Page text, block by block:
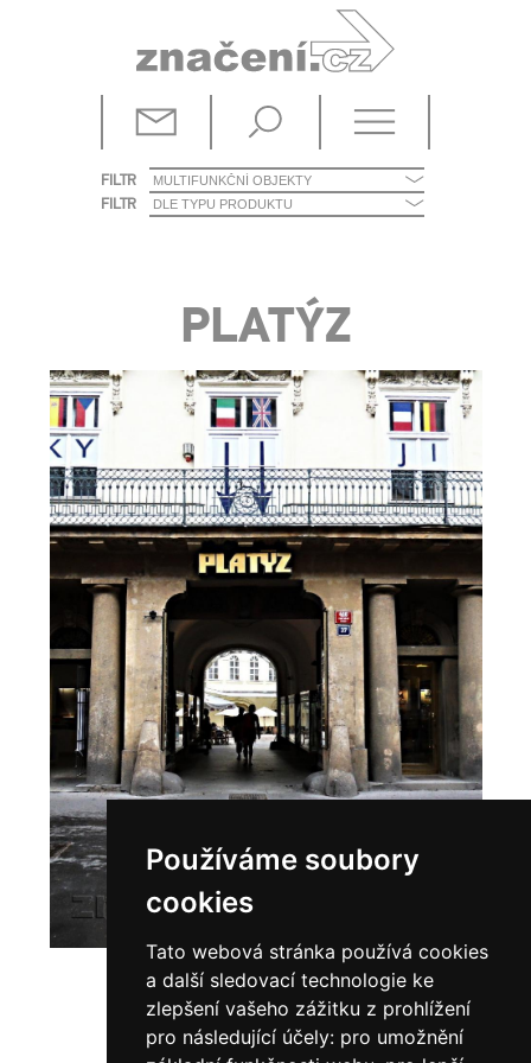
Používáme soubory
cookies
Tato webová stránka používá cookies
a další sledovací technologie ke
zlepšení vašeho zážitku z prohlížení
pro následující účely: pro umožnění
FILTR
FILTR
PLATÝZ